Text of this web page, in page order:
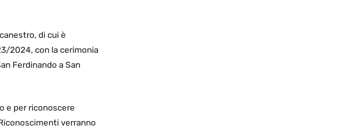
di cui è
2024, con la cerimonia
Ferdinando a San
e per riconoscere
verranno